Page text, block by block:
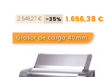
base2.548,27 € -35% 1.656,38 €
Grosor de carga 40mm